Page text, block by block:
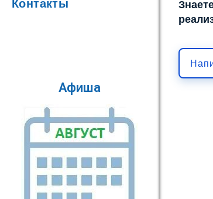
Контакты
Афиша